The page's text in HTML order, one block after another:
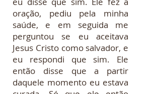
oração, pediu pela minha
saúde, e em seguida me
perguntou se eu aceitava
Jesus Cristo como salvador, e
eu respondi que sim. Ele
então disse que a partir
daquele momento eu estava